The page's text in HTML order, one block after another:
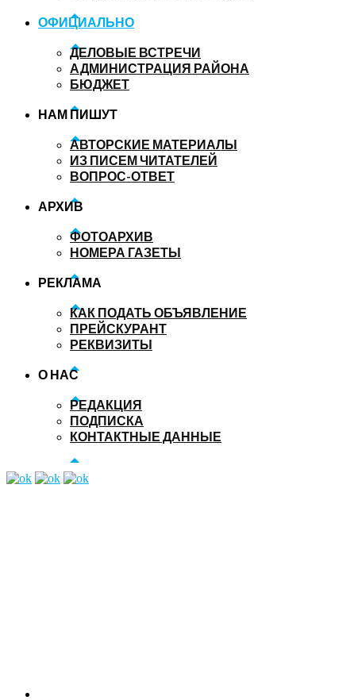
ОФИЦИАЛЬНО
ДЕЛОВЫЕ ВСТРЕЧИ
АДМИНИСТРАЦИЯ РАЙОНА
БЮДЖЕТ
НАМ ПИШУТ
АВТОРСКИЕ МАТЕРИАЛЫ
ИЗ ПИСЕМ ЧИТАТЕЛЕЙ
ВОПРОС-ОТВЕТ
АРХИВ
ФОТОАРХИВ
НОМЕРА ГАЗЕТЫ
РЕКЛАМА
КАК ПОДАТЬ ОБЪЯВЛЕНИЕ
ПРЕЙСКУРАНТ
РЕКВИЗИТЫ
О НАС
РЕДАКЦИЯ
ПОДПИСКА
КОНТАКТНЫЕ ДАННЫЕ